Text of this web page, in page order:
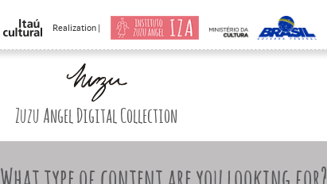
Realization |
Zuzu Angel Digital Collection